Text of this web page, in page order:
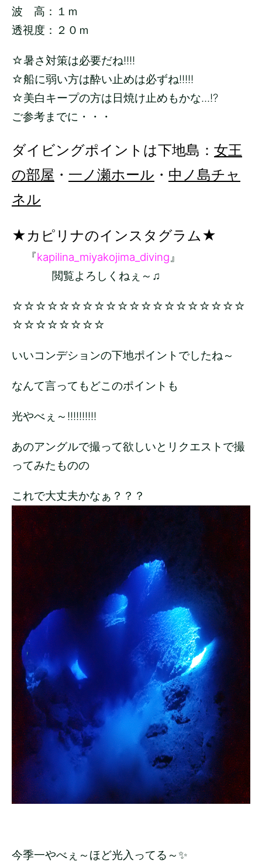
波 高：１ｍ
透視度：２０ｍ
☆暑さ対策は必要だね!!!!
☆船に弱い方は酔い止めは必ずね!!!!!
☆美白キープの方は日焼け止めもかな...!?
ご参考までに・・・
ダイビングポイントは下地島： 女王
の部屋 ・ 一ノ瀬ホール ・ 中ノ島チャ
ネル
★カピリナのインスタグラム★
『kapilina_miyakojima_diving』
閲覧よろしくねぇ～♫
☆☆☆☆☆☆☆☆☆☆☆☆☆☆☆☆☆☆☆☆
☆☆☆☆☆☆☆☆
いいコンデションの下地ポイントでしたね～
なんて言ってもどこのポイントも
光やべぇ～!!!!!!!!!!
あのアングルで撮って欲しいとリクエストで撮
ってみたものの
これで大丈夫かなぁ？？？
今季一やべぇ～ほど光入ってる～✨